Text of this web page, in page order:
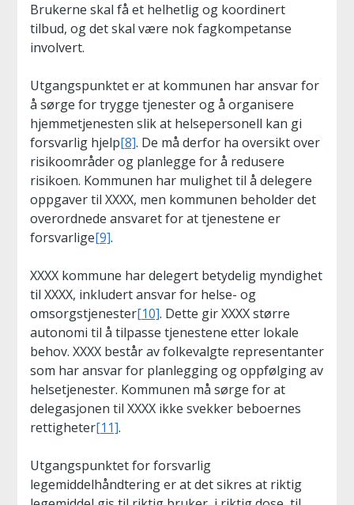
Brukerne skal få et helhetlig og koordinert
tilbud, og det skal være nok fagkompetanse
involvert.
Utgangspunktet er at kommunen har ansvar for
å sørge for trygge tjenester og å organisere
hjemmetjenesten slik at helsepersonell kan gi
forsvarlig hjelp[8]. De må derfor ha oversikt over
risikoområder og planlegge for å redusere
risikoen. Kommunen har mulighet til å delegere
oppgaver til XXXX, men kommunen beholder det
overordnede ansvaret for at tjenestene er
forsvarlige[9].
XXXX kommune har delegert betydelig myndighet
til XXXX, inkludert ansvar for helse- og
omsorgstjenester[10]. Dette gir XXXX større
autonomi til å tilpasse tjenestene etter lokale
behov. XXXX består av folkevalgte representanter
som har ansvar for planlegging og oppfølging av
helsetjenester. Kommunen må sørge for at
delegasjonen til XXXX ikke svekker beboernes
rettigheter[11].
Utgangspunktet for forsvarlig
legemiddelhåndtering er at det sikres at riktig